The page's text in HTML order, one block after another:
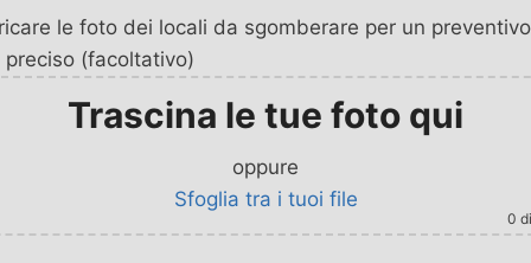
le foto dei locali da sgomberare per un preventivo
preciso (facoltativo)
Trascina le tue foto qui
oppure
Sfoglia tra i tuoi file
0